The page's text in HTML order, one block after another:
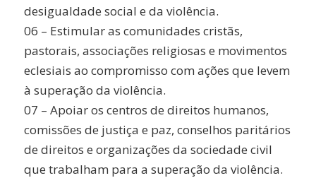
desigualdade social e da violência.
06 – Estimular as comunidades cristãs,
pastorais, associações religiosas e movimentos
eclesiais ao compromisso com ações que levem
à superação da violência.
07 – Apoiar os centros de direitos humanos,
comissões de justiça e paz, conselhos paritários
de direitos e organizações da sociedade civil
que trabalham para a superação da violência.